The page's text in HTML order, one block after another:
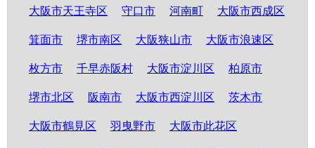
大阪市天王寺区
守口市 河南町 大阪市西成区
箕面市 堺市南区 大阪狭山市 大阪市浪速区
枚方市 千早赤阪村 大阪市淀川区 柏原市
堺市北区 阪南市 大阪市西淀川区 茨木市
大阪市鶴見区 羽曳野市 大阪市此花区